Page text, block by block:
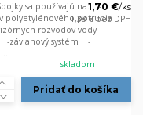
sa používajú na: -
polyetylénového potrubia
rozvodov vody -
-závlahový systém -
...
1,70 €/ks
1,38 €bez DPH
skladom
Pridať do košíka